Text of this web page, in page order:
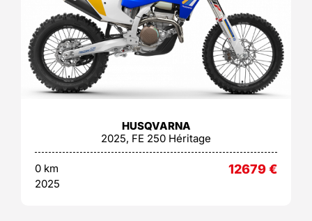
HUSQVARNA
2025, FE 250 Héritage
0 km
2025
12679€